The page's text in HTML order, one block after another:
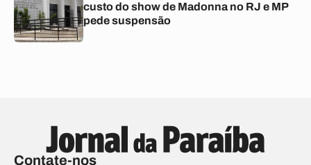
custo do show de Madonna no RJ e MP
pede suspensão
Contate-nos